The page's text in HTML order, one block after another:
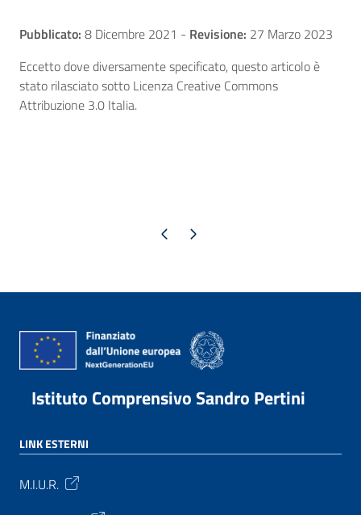
Pubblicato: 8 Dicembre 2021 - Revisione: 27 Marzo 2023
Eccetto dove diversamente specificato, questo articolo è
stato rilasciato sotto Licenza Creative Commons
Attribuzione 3.0 Italia.
Pagina precedente
Pagina successiva
Istituto Comprensivo Sandro Pertini
LINK ESTERNI
M.I.U.R.